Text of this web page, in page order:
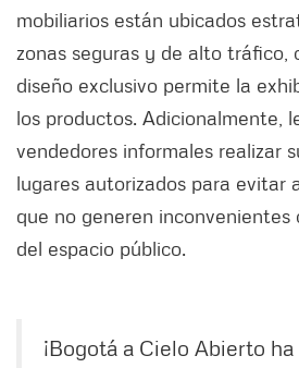
mobiliarios están ubicados
zonas seguras y de alto tráfico,
diseño exclusivo permite la
los productos. Adicionalmente,
vendedores informales realizar
lugares autorizados para evitar
que no generen inconvenientes
del espacio público.
¡Bogotá a Cielo Abierto